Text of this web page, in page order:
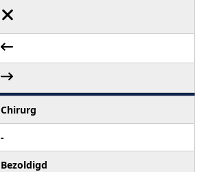
Chirurg
-
Bezoldigd